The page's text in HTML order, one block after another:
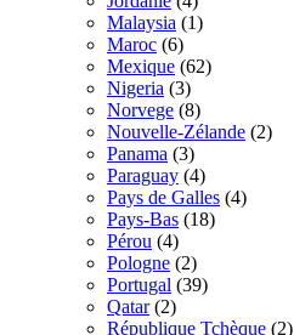
Malaysia (1)
Maroc (6)
Mexique (62)
Nigeria (3)
Norvege (8)
Nouvelle-Zélande (2)
Panama (3)
Paraguay (4)
Pays de Galles (4)
Pays-Bas (18)
Pérou (4)
Pologne (2)
Portugal (39)
Qatar (2)
République Tchèque (2)